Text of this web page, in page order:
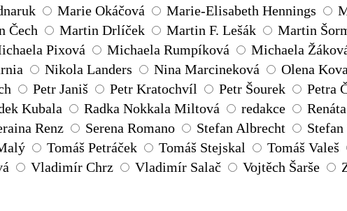
Marie Okáčová Marie-Elisabeth Hennings
Čech Martin Drlíček Martin F. Lešák Martin
Pixová Michaela Rumpíková Michaela
Nikola Landers Nina Marcineková Olena
Petr Janiš Petr Kratochvíl Petr Šourek Petra
Kubala Radka Nokkala Miltová redakce
Renz Serena Romano Stefan Albrecht Stefan
Tomáš Petráček Tomáš Stejskal Tomáš Valeš
Vladimír Chrz Vladimír Salač Vojtěch Šarše